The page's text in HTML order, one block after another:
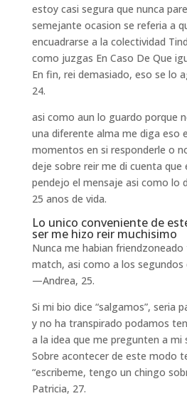
estoy casi segura que nunca
semejante ocasion se referia a
encuadrarse a la colectividad
como juzgas En Caso De Que
En fin, rei demasiado, eso se lo
24.
asi­ como aun lo guardo porque
una diferente alma me diga eso
momentos en si responderle o
deje sobre reir me di cuenta que
pendejo el mensaje asi­ como lo
25 anos de vida.
Lo unico conveniente de
ser me hizo reir muchisimo
Nunca me habian
match, asi­ como a los segundos
—Andrea, 25.
Si mi bio dice “salgamos”, seri­a
y no ha transpirado podamos
a la idea que me pregunten a mi
Sobre acontecer de este modo
“escribeme, tengo un chingo
Patricia, 27.